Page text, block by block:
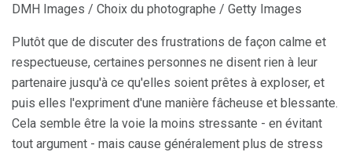
DMH Images / Choix du photographe / Getty Images
Plutôt que de discuter des frustrations de façon calme et
respectueuse, certaines personnes ne disent rien à leur
partenaire jusqu'à ce qu'elles soient prêtes à exploser, et
puis elles l'expriment d'une manière fâcheuse et blessante.
Cela semble être la voie la moins stressante - en évitant
tout argument - mais cause généralement plus de stress